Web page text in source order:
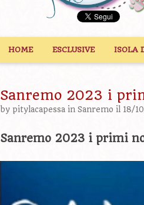
HOME ESCLUSIVE ISOLA
Sanremo 2023 i
by pitylacapessa in Sanremo il 18/
Sanremo 2023 i primi